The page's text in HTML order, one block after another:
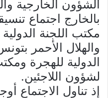
الشؤون الخارجية
بالخارج اجتماع
مكتب اللجنة
والهلال الأحمر
الدولية للهجرة
لشؤون اللاجئين.
إذ تناول الاجتماع